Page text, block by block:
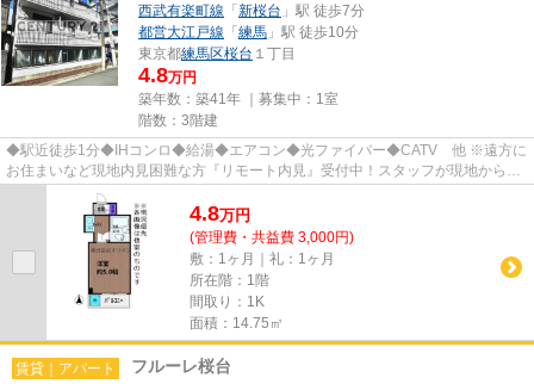
西武有楽町線 「 新桜台 」駅 徒歩7分
都営大江戸線 「 練馬 」駅 徒歩10分
東京都練馬区桜台 １丁目
4.8万円
築年数：築41年 ｜募集中： 1室
階数：3階建
◆駅近徒歩1分◆IHコンロ◆給湯◆エアコン◆光ファイバー◆CATV 他 ※遠方に
お住まいなど現地内見困難な方『リモート内見』受付中！スタッフが現地からリ
アルタイムでお部屋の実況をします。...
4.8万円
(管理費・共益費 3,000円)
敷：1ヶ月｜礼：1ヶ月
所在階：1階
間取り：1K
面積：14.75㎡
賃貸｜アパート フルーレ桜台